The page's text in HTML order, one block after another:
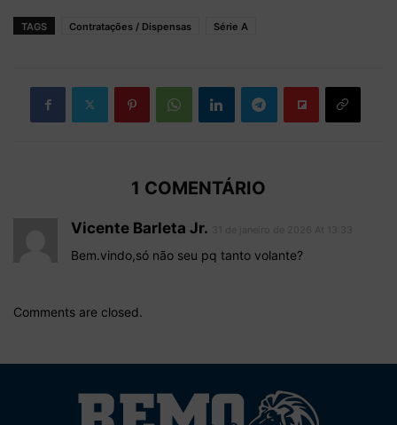
TAGS Contratações / Dispensas Série A
1 COMENTÁRIO
Vicente Barleta Jr.
Bem.vindo,só não seu pq tanto volante?
Comments are closed.